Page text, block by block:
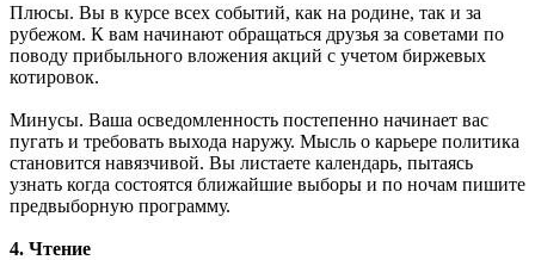
Плюсы. Вы в курсе всех событий, как на родине, так и за
рубежом. К вам начинают обращаться друзья за советами по
поводу прибыльного вложения акций с учетом биржевых
котировок.
Минусы. Ваша осведомленность постепенно начинает вас
пугать и требовать выхода наружу. Мысль о карьере политика
становится навязчивой. Вы листаете календарь, пытаясь
узнать когда состоятся ближайшие выборы и по ночам пишите
предвыборную программу.
4. Чтение